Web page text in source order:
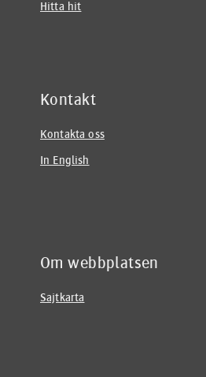
Hitta hit
Kontakt
Kontakta oss
In English
Om webbplatsen
Sajtkarta